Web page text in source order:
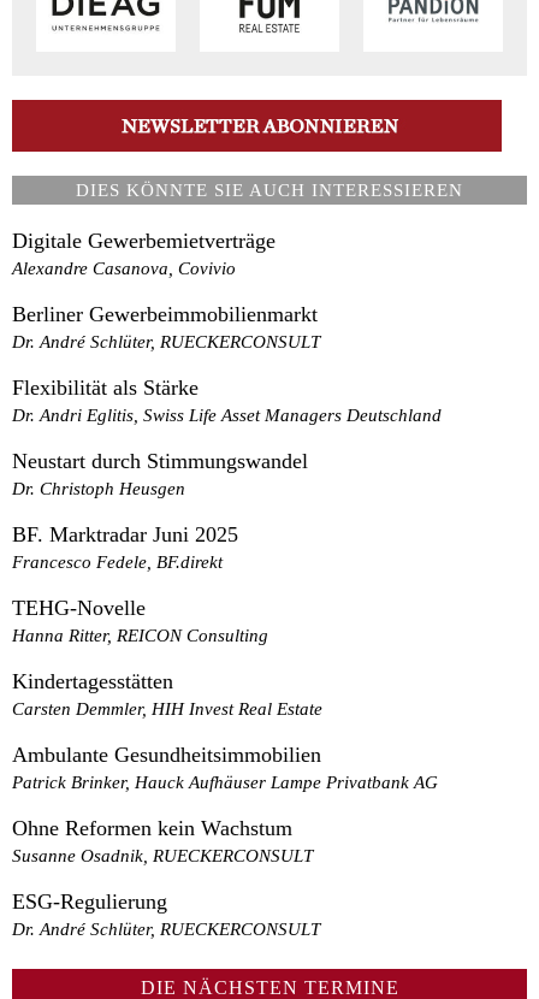
DIES KÖNNTE SIE AUCH INTERESSIEREN
Digitale Gewerbemietverträge
Alexandre Casanova, Covivio
Berliner Gewerbeimmobilienmarkt
Dr. André Schlüter, RUECKERCONSULT
Flexibilität als Stärke
Dr. Andri Eglitis, Swiss Life Asset Managers Deutschland
Neustart durch Stimmungswandel
Dr. Christoph Heusgen
BF. Marktradar Juni 2025
Francesco Fedele, BF.direkt
TEHG-Novelle
Hanna Ritter, REICON Consulting
Kindertagesstätten
Carsten Demmler, HIH Invest Real Estate
Ambulante Gesundheitsimmobilien
Patrick Brinker, Hauck Aufhäuser Lampe Privatbank AG
Ohne Reformen kein Wachstum
Susanne Osadnik, RUECKERCONSULT
ESG-Regulierung
Dr. André Schlüter, RUECKERCONSULT
DIE NÄCHSTEN TERMINE